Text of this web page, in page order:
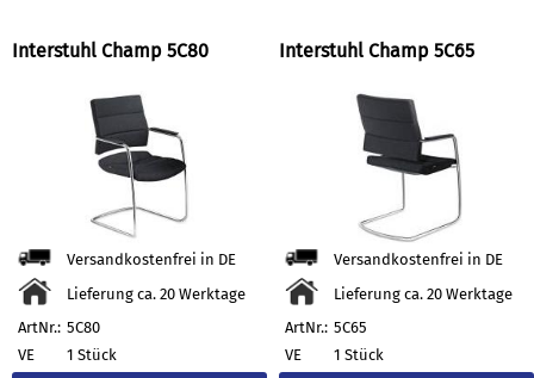
Interstuhl Champ 5C80
Versandkostenfrei in DE
Lieferung ca. 20 Werktage
ArtNr.: 5C80
VE
1 Stück
Interstuhl Champ 5C65
Versandkostenfrei in DE
Lieferung ca. 20 Werktage
ArtNr.: 5C65
VE
1 Stück